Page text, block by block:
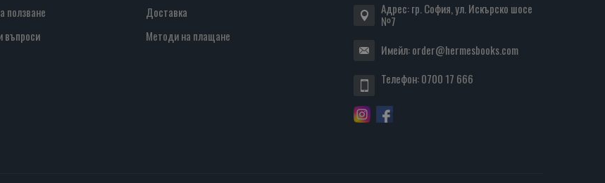
ползване
въпроси
Доставка
Методи на плащане
Адрес: гр. София, ул. Искърско шосе
№7
Имейл:order@hermesbooks.com
Телефон:0700 17 666